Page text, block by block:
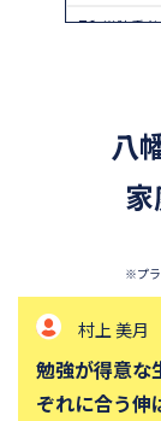
昭和学院秀
北嶺中学校
サレジオ学
東京農業大
桐朋中学校
東京都市大
青山学院中等
八
※プラ
村上 美月
勉強が得意な
ぞれに合う伸